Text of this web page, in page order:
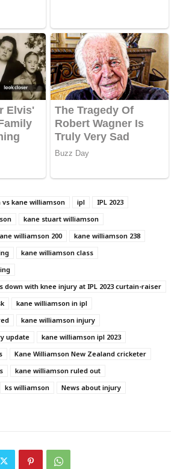
kane williamson ipl
IPL 2023
kane stuart williamson
williamson 200
kane williamson 238
kane williamson class
down with knee injury at IPL 2023 curtain-raiser
kane williamson in ipl
kane williamson injury
update
kane williamson ipl 2023
Kane Williamson New Zealand cricketer
kane williamson ruled out
ks williamson
News about injury